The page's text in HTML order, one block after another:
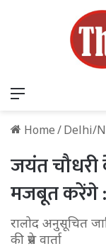
Home/Delhi/
जयंत
मजबूत करेंगे :
रालोद अनुसूचित
की प्रेस वार्ता